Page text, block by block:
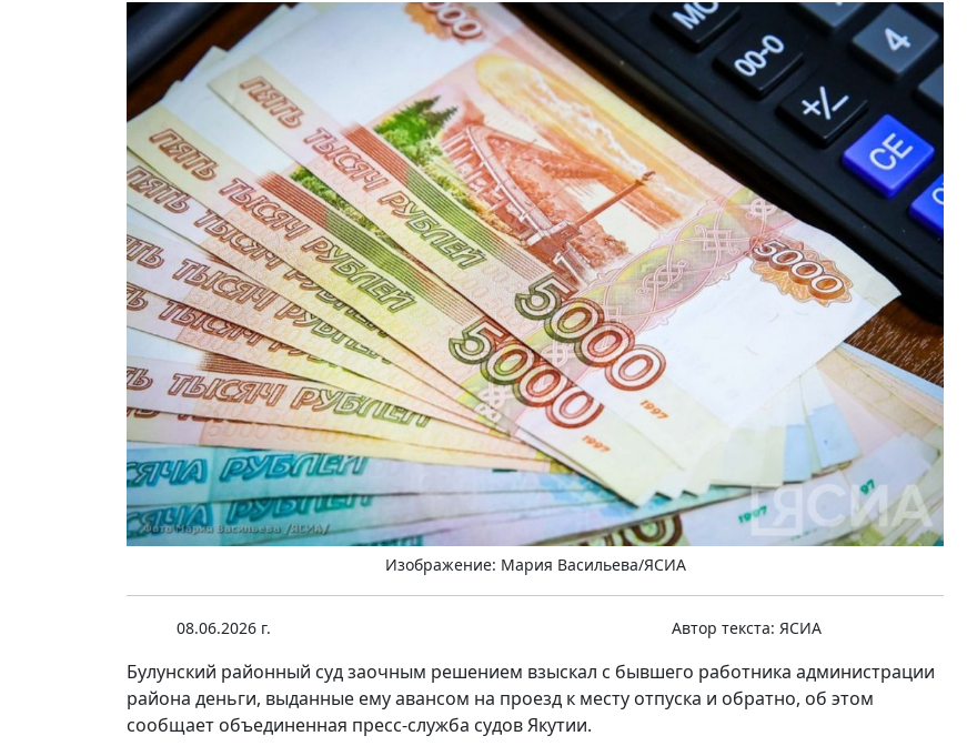
Изображение: Мария Васильева/ЯСИА
08.06.2026 г. Автор текста: ЯСИА
Булунский районный суд заочным решением взыскал с бывшего работника администрации
района деньги, выданные ему авансом на проезд к месту отпуска и обратно, об этом
сообщает объединенная пресс-служба судов Якутии.